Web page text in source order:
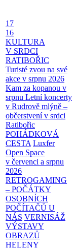
17
16
KULTURA
V SRDCI
RATIBOŘIC
Turisté zvou na své
akce v srpnu 2026
Kam za kopanou v
srpnu Letní koncerty
v Rudrově mlýně –
občerstvení v srdci
Ratibořic
POHÁDKOVÁ
CESTA Luxfer
Open Space
v červenci a srpnu
2026
RETROGAMING
– POČÁTKY
OSOBNÍCH
POČÍTAČŮ U
NÁS VERNISÁŽ
VÝSTAVY
OBRAZŮ
HELENY